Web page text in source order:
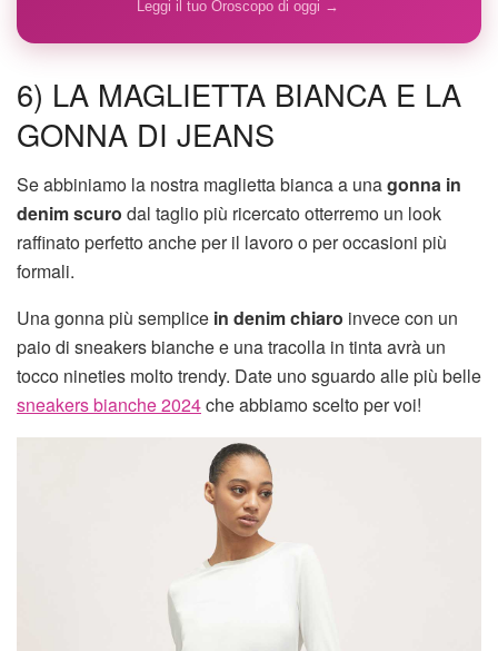
Leggi il tuo Oroscopo di oggi →
6) LA MAGLIETTA BIANCA E LA
GONNA DI JEANS
Se abbiniamo la nostra maglietta bianca a unagonna in
denim scuro dal taglio più ricercato otterremo un look
raffinato perfetto anche per il lavoro o per occasioni più
formali.
Una gonna più semplice in denim chiaro invece con un
paio di sneakers bianche e una tracolla in tinta avrà un
tocco nineties molto trendy. Date uno sguardo alle più belle
sneakers bianche 2024che abbiamo scelto per voi!